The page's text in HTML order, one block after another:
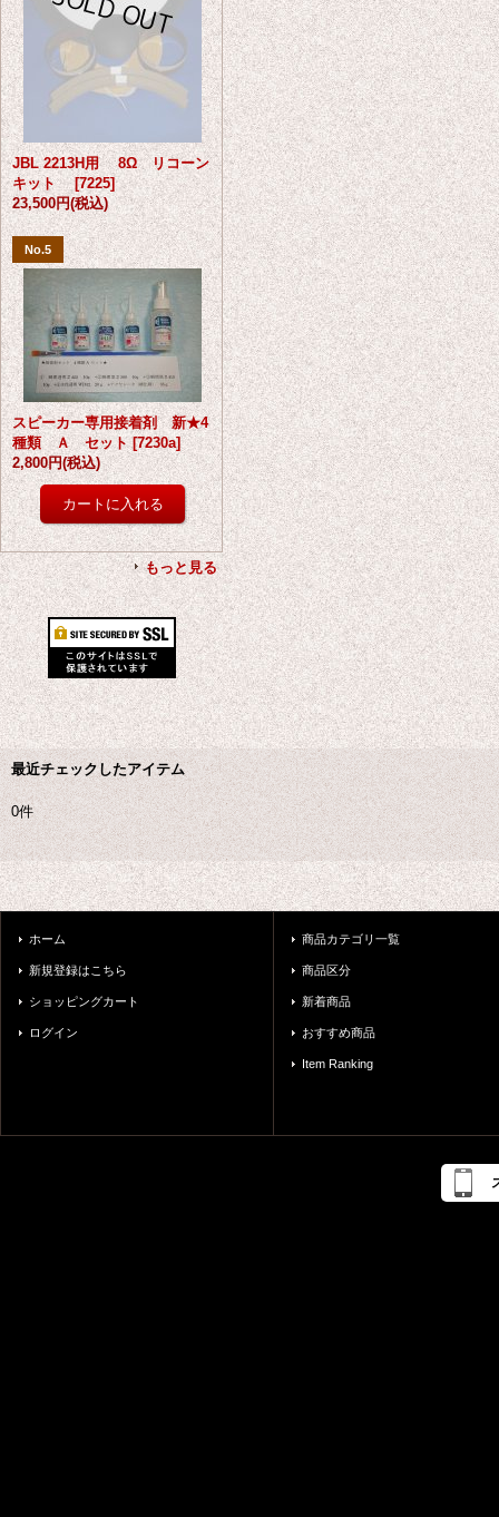
JBL 2213H用 8Ω リコーン
キット [7225]
23,500円(税込)
No.5
スピーカー専用接着剤 新★4
種類 Ａ セット [7230a]
2,800円(税込)
もっと見る
最近チェックしたアイテム
0件
ホーム
新規登録はこちら
ショッピングカート
ログイン
商品カテゴリ一覧
商品区分
新着商品
おすすめ商品
Item Ranking